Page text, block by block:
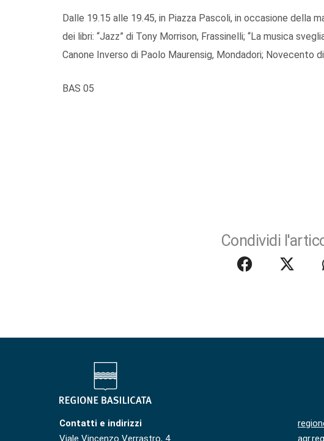
Dalle 19.15 alle 19.45, in Piazza Pascoli, in occasione della
dei libri: “Jazz” di Tony Morrison, Frassinelli; “La musica
Canone Inverso di Paolo Maurensig, Mondadori; Novecento
BAS 05
Condividi
Contatti e indirizzi
Viale Vincenzo Verrastro, 4